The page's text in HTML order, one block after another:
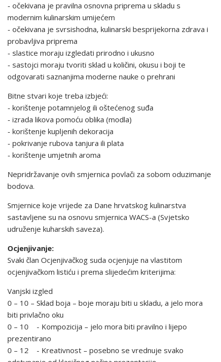
- očekivana je pravilna osnovna priprema u skladu s
modernim kulinarskim umijećem
- očekivana je svrsishodna, kulinarski besprijekorna zdrava i
probavljiva priprema
- slastice moraju izgledati prirodno i ukusno
- sastojci moraju tvoriti sklad u količini, okusu i boji te
odgovarati saznanjima moderne nauke o prehrani
Bitne stvari koje treba izbjeći:
- korištenje potamnjelog ili oštećenog suđa
- izrada likova pomoću oblika (modla)
- korištenje kupljenih dekoracija
- pokrivanje rubova tanjura ili plata
- korištenje umjetnih aroma
Nepridržavanje ovih smjernica povlači za sobom oduzima­nje
bodova.
Smjernice koje vrijede za Dane hrvatskog kulinarstva
sastavljene su na osnovu smjernica WACS-a (Svjetsko
udruženje kuharskih saveza).
Ocjenjivanje:
Svaki član Ocjenjivačkog suda ocjenjuje na vlastitom
ocjenjivačkom listiću i prema slijedećim kriterijima:
Vanjski izgled
0 – 10 – Sklad boja – boje moraju biti u skladu, a jelo mora
biti privlačno oku
0 – 10 - Kompozicija – jelo mora biti pravilno i lijepo
prezentirano
0 – 12 - Kreativnost – posebno se vrednuje svako